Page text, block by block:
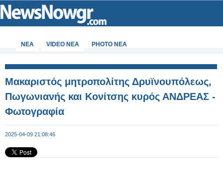
ΝΕΑ VIDEO NEA PHOTO NEA
Μακαριστός μητροπολίτης Δρυϊνουπόλεως,
Πωγωνιανής και Κονίτσης κυρός ΑΝΔΡΕΑΣ -
Φωτογραφία
2025-04-09 21:08:46